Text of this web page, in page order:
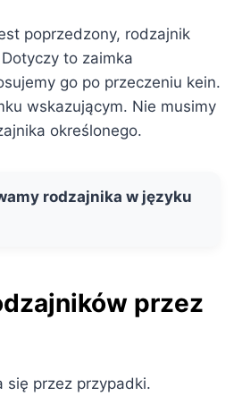
poprzedzony, rodzajnik
to zaimka
go po przeczeniu kein.
wskazującym. Nie musimy
określonego.
rodzajnika w języku
przez
się przez przypadki.